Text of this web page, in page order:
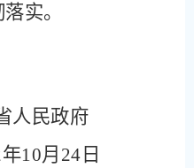
实。
人民政府
年10月 24 日